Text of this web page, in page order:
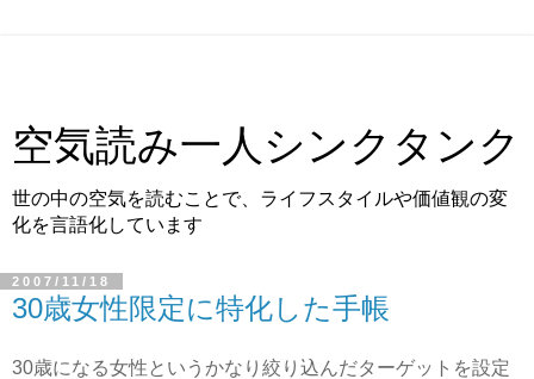
空気読み一人シンクタンク
世の中の空気を読むことで、ライフスタイルや価値観の変
化を言語化しています
2007/11/18
30歳女性限定に特化した手帳
30歳になる女性というかなり絞り込んだターゲットを設定